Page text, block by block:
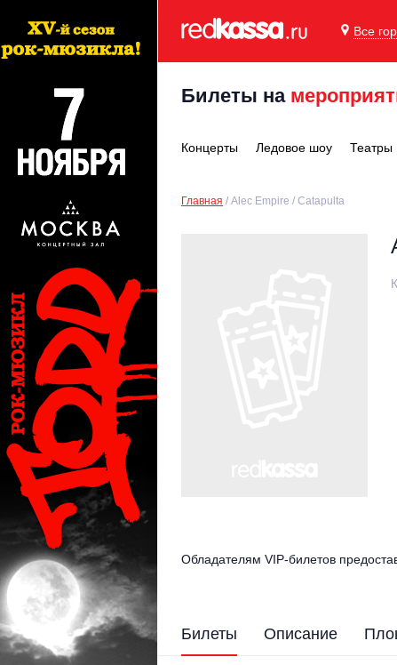
Все
Билеты на
Концерты Ледовое шоу Театры
Главная Alec Empire / Catapulta
Обладателям VIP-билетов
Билеты Описание